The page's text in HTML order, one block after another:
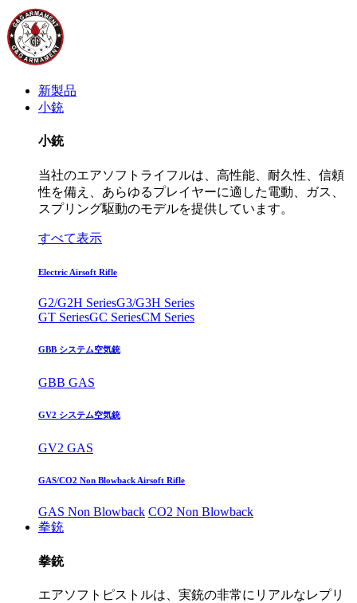
新製品
小銃
小銃
当社のエアソフトライフルは、高性能、耐久性、信頼
性を備え、あらゆるプレイヤーに適した電動、ガス、
スプリング駆動のモデルを提供しています。
すべて表示
Electric Airsoft Rifle
G2/G2H SeriesG3/G3H Series
GT SeriesGC SeriesCM Series
GBB システム空気銃
GBB GAS
GV2 システム空気銃
GV2 GAS
GAS/CO2 Non Blowback Airsoft Rifle
GAS Non Blowback CO2 Non Blowback
拳銃
拳銃
エアソフトピストルは、実銃の非常にリアルなレプリ